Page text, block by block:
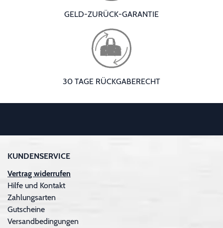
GELD-ZURÜCK-GARANTIE
30 TAGE RÜCKGABERECHT
KUNDENSERVICE
Vertrag widerrufen
Hilfe und Kontakt
Zahlungsarten
Gutscheine
Versandbedingungen